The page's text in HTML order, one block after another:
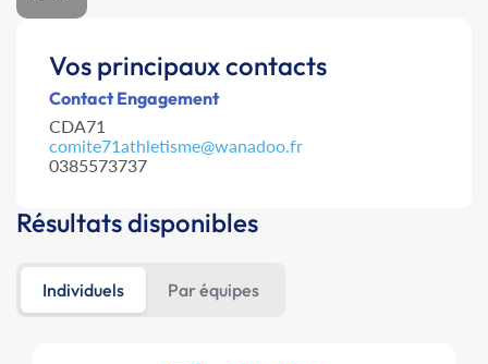
Vos principaux contacts
Contact Engagement
CDA71
comite71athletisme@wanadoo.fr
0385573737
Résultats disponibles
Individuels Par équipes